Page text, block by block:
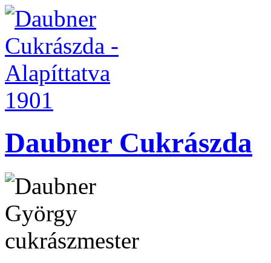
Daubner Cukrászda